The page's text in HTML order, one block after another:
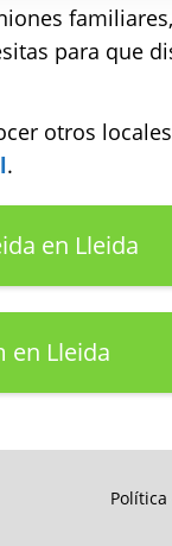
para que
otros
.
en Lleida
en Lleida